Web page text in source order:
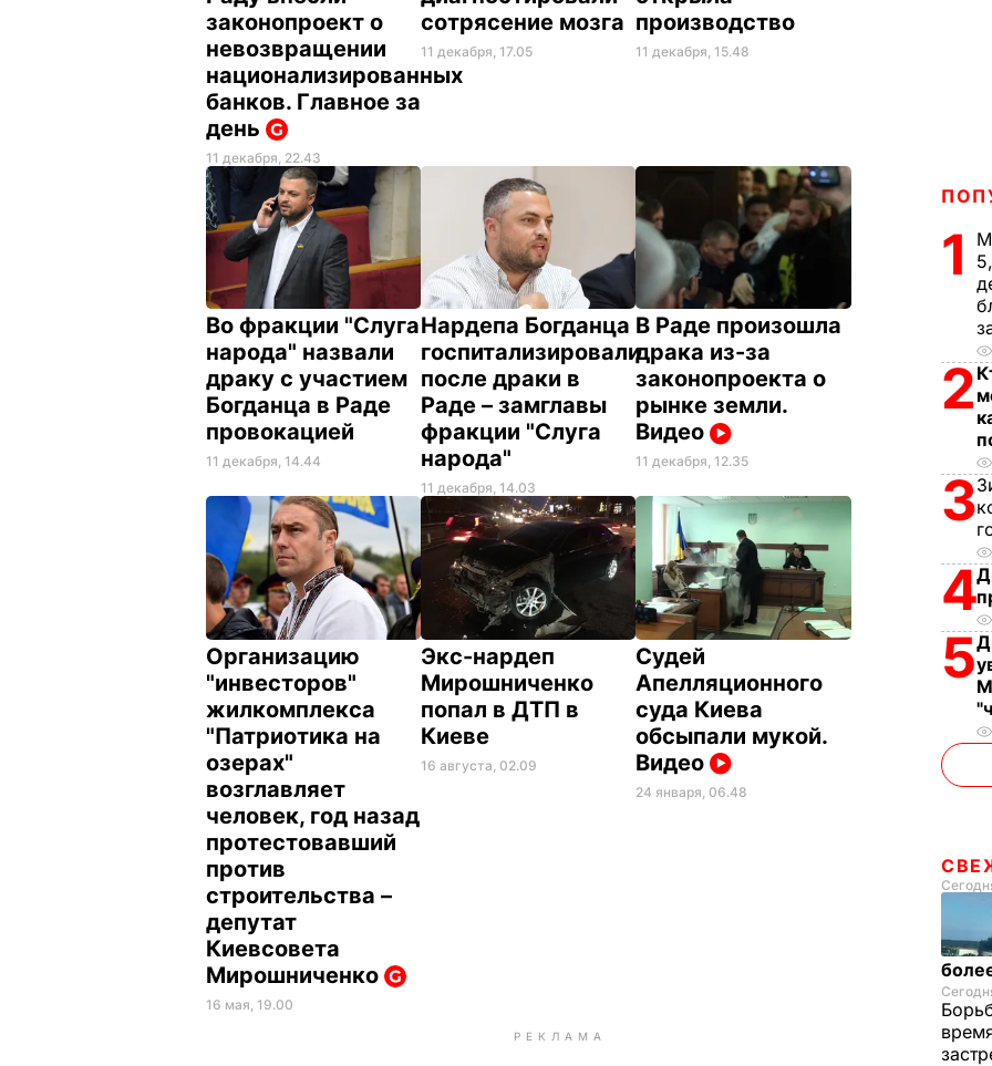
законопроект о
невозвращении
национализированных
банков. Главное за
день
11 декабря, 22.43
сотрясение мозга
11 декабря, 17.05
производство
11 декабря, 15.48
Во фракции "Слуга
народа" назвали
драку с участием
Богданца в Раде
провокацией
11 декабря, 14.44
Нардепа Богданца
госпитализировали
после драки в
Раде – замглавы
фракции "Слуга
народа"
11 декабря, 14.03
В Раде произошла
драка из-за
законопроекта о
рынке земли.
Видео
11 декабря, 12.35
Организацию
"инвесторов"
жилкомплекса
"Патриотика на
озерах"
возглавляет
человек, год назад
протестовавший
против
строительства –
депутат
Киевсовета
Мирошниченко
16 мая, 19.00
Экс-нардеп
Мирошниченко
попал в ДТП в
Киеве
16 августа, 02.09
Судей
Апелляционного
суда Киева
обсыпали мукой.
Видео
24 января, 06.48
РЕКЛАМА
1
2
3
4
5